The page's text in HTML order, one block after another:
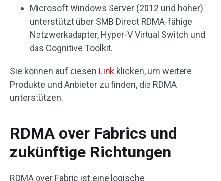
Microsoft Windows Server (2012 und höher)
unterstützt über SMB Direct RDMA-fähige
Netzwerkadapter, Hyper-V Virtual Switch und
das Cognitive Toolkit.
Sie können auf diesen Link klicken, um weitere
Produkte und Anbieter zu finden, die RDMA
unterstützen.
RDMA over Fabrics und
zukünftige Richtungen
RDMA over Fabric ist eine logische